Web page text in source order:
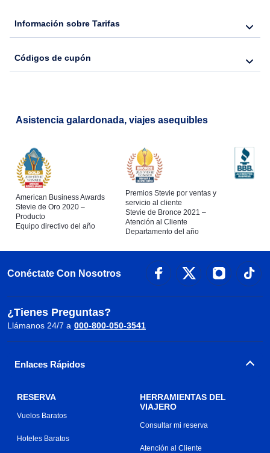
Flights from Nueva York to Seúl
Flights from Nueva York to Barcelona
Información sobre Tarifas
Códigos de cupón
Asistencia galardonada, viajes asequibles
American Business Awards
Stevie de Oro 2020 –
Producto
Equipo directivo del año
Premios Stevie por ventas y
servicio al cliente
Stevie de Bronce 2021 –
Atención al Cliente
Departamento del año
Conéctate Con Nosotros
¿Tienes Preguntas?
Llámanos 24/7 a 000-800-050-3541
Enlaces Rápidos
RESERVA
Vuelos Baratos
Hoteles Baratos
HERRAMIENTAS DEL
VIAJERO
Consultar mi reserva
Atención al Cliente